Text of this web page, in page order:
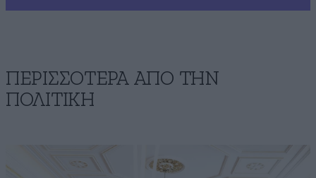
ΠΕΡΙΣΣΟΤΕΡΑ ΑΠΟ ΤΗΝ
ΠΟΛΙΤΙΚΗ